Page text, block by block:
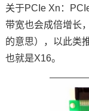
关于PCIe Xn：
带宽也会成倍增长
的意思），以此类
也就是X16。